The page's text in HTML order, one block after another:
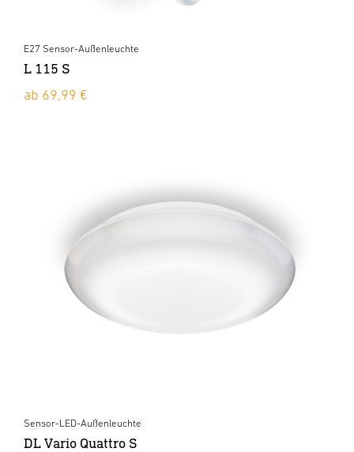
E27 Sensor-Außenleuchte
L 115 S
ab 69,99 €
Sensor-LED-Außenleuchte
DL Vario Quattro S